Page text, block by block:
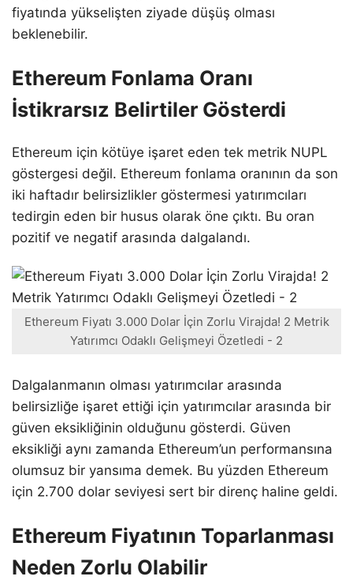
fiyatında yükselişten ziyade düşüş olması
beklenebilir.
Ethereum Fonlama Oranı
İstikrarsız Belirtiler Gösterdi
Ethereum için kötüye işaret eden tek metrik NUPL
göstergesi değil. Ethereum fonlama oranının da son
iki haftadır belirsizlikler göstermesi yatırımcıları
tedirgin eden bir husus olarak öne çıktı. Bu oran
pozitif ve negatif arasında dalgalandı.
Ethereum Fiyatı 3.000 Dolar İçin Zorlu Virajda! 2 Metrik
Yatırımcı Odaklı Gelişmeyi Özetledi - 2
Dalgalanmanın olması yatırımcılar arasında
belirsizliğe işaret ettiği için yatırımcılar arasında bir
güven eksikliğinin olduğunu gösterdi. Güven
eksikliği aynı zamanda Ethereum’un performansına
olumsuz bir yansıma demek. Bu yüzden Ethereum
için 2.700 dolar seviyesi sert bir direnç haline geldi.
Ethereum Fiyatının Toparlanması
Neden Zorlu Olabilir